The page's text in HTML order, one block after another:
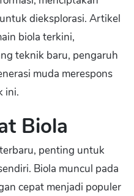
dieksplorasi. Artikel
biola terkini,
teknik baru, pengaruh
muda merespons
ini.
Biola
penting untuk
Biola muncul pada
cepat menjadi populer